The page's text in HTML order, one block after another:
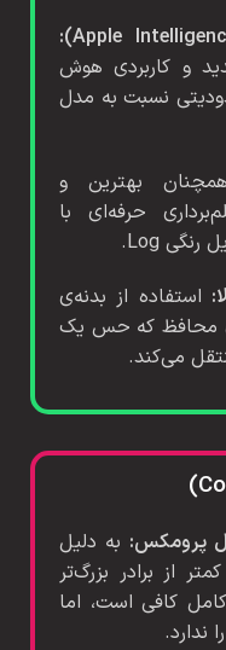
و کاربردی هوش
نسبت به مدل
بهترین و
حرفه‌ای با
استفاده از بدنه‌ی
محافظ که حس یک
می‌کند.
پرومکس: به دلیل
از برادر بزرگ‌تر
کافی است، اما
ندارد.